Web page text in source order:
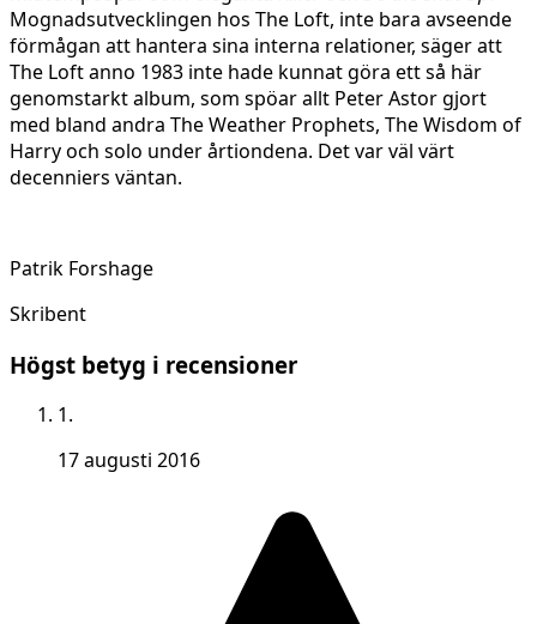
Mognadsutvecklingen hos The Loft, inte bara avseende
förmågan att hantera sina interna relationer, säger att
The Loft anno 1983 inte hade kunnat göra ett så här
genomstarkt album, som spöar allt Peter Astor gjort
med bland andra The Weather Prophets, The Wisdom of
Harry och solo under årtiondena. Det var väl värt
decenniers väntan.
Patrik Forshage
Skribent
Högst betyg i recensioner
1.
17 augusti 2016